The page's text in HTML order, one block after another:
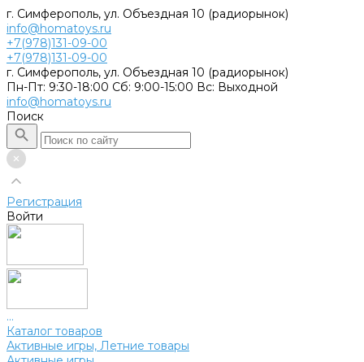
г. Симферополь, ул. Объездная 10 (радиорынок)
info@homatoys.ru
+7(978)131-09-00
+7(978)131-09-00
г. Симферополь, ул. Объездная 10 (радиорынок)
Пн-Пт: 9:30-18:00 Cб: 9:00-15:00 Вс: Выходной
info@homatoys.ru
Поиск
Регистрация
Войти
...
Каталог товаров
Активные игры, Летние товары